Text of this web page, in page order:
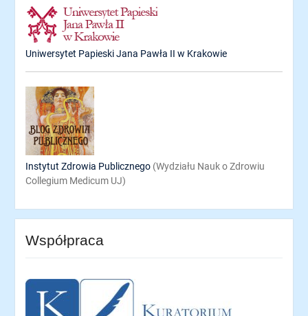
Uniwersytet Papieski Jana Pawła II w Krakowie
Instytut Zdrowia Publicznego(Wydziału Nauk o Zdrowiu
Collegium Medicum UJ)
Współpraca